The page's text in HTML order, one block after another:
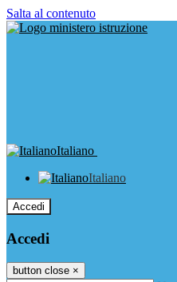
Salta al contenuto
Italiano
Italiano
Accedi
Accedi
button close ×